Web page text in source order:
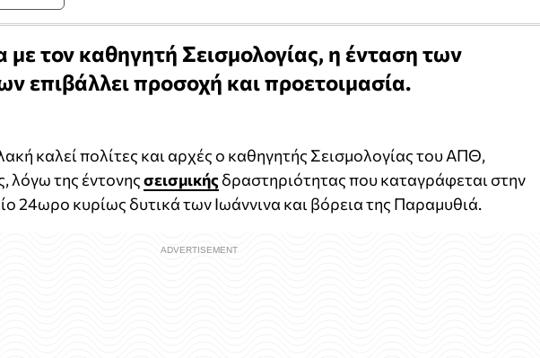
τον καθηγητή Σεισμολογίας, η ένταση των
επιβάλλει προσοχή και προετοιμασία.
καλεί πολίτες και αρχές ο καθηγητής Σεισμολογίας του ΑΠΘ,
της έντονηςσεισμικής δραστηριότητας που καταγράφεται στην
24ωρο κυρίως δυτικά των Ιωάννινα και βόρεια της Παραμυθιά.